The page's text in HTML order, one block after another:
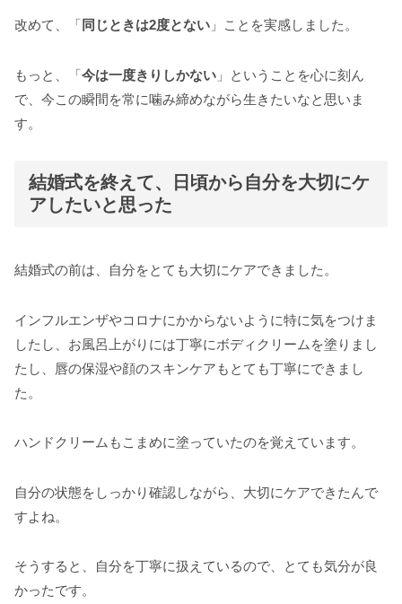
改めて、「 同じときは2度とない 」ことを実感しました。
もっと、「今は一度きりしかない 」ということを心に刻ん
で、今この瞬間を常に噛み締めながら生きたいなと思いま
す。
結婚式を終えて、日頃から自分を大切にケ
アしたいと思った
結婚式の前は、自分をとても大切にケアできました。
インフルエンザやコロナにかからないように特に気をつけま
したし、お風呂上がりには丁寧にボディクリームを塗りまし
たし、唇の保湿や顔のスキンケアもとても丁寧にできまし
た。
ハンドクリームもこまめに塗っていたのを覚えています。
自分の状態をしっかり確認しながら、大切にケアできたんで
すよね。
そうすると、自分を丁寧に扱えているので、とても気分が良
かったです。